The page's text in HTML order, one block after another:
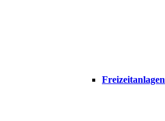
Freizeitanlagen